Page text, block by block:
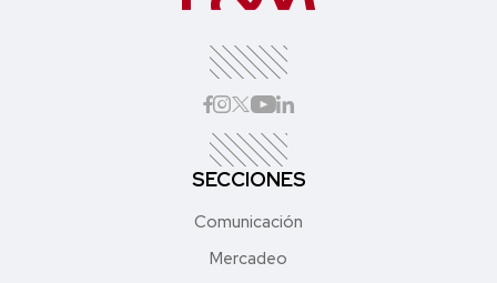
SECCIONES
Comunicación
Mercadeo